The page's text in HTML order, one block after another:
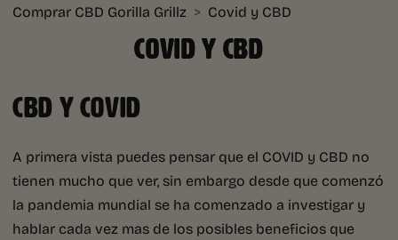
Comprar CBD Gorilla Grillz > Covid y CBD
COVID Y CBD
CBD Y COVID
A primera vista puedes pensar que el COVID y CBD no
tienen mucho que ver, sin embargo desde que comenzó
la pandemia mundial se ha comenzado a investigar y
hablar cada vez mas de los posibles beneficios que